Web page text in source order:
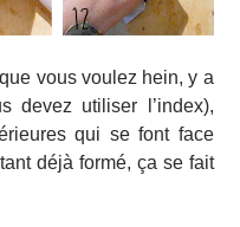
vous voulez hein, y a
devez utiliser l’index),
qui se font face
déjà formé, ça se fait